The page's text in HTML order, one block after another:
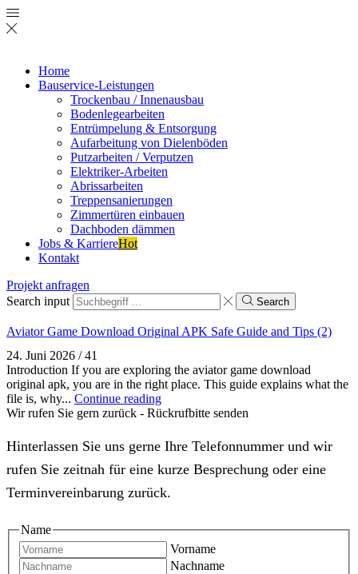
Home
Bauservice-Leistungen
Trockenbau / Innenausbau
Bodenlegearbeiten
Entrümpelung & Entsorgung
Aufarbeitung von Dielenböden
Putzarbeiten / Verputzen
Elektriker-Arbeiten
Abrissarbeiten
Treppensanierungen
Zimmertüren einbauen
Dachboden dämmen
Jobs & KarriereHot
Kontakt
Projekt anfragen
Search input
Search
Aviator Game Download Original APK Safe Guide and Tips (2)
24. Juni 2026 / 41
Introduction If you are exploring the aviator game download
original apk, you are in the right place. This guide explains what the
file is, why... Continue reading
Wir rufen Sie gern zurück - Rückrufbitte senden
Hinterlassen Sie uns gerne Ihre Telefonnummer und wir
rufen Sie zeitnah für eine kurze Besprechung oder eine
Terminvereinbarung zurück.
Name
Vorname
Nachname